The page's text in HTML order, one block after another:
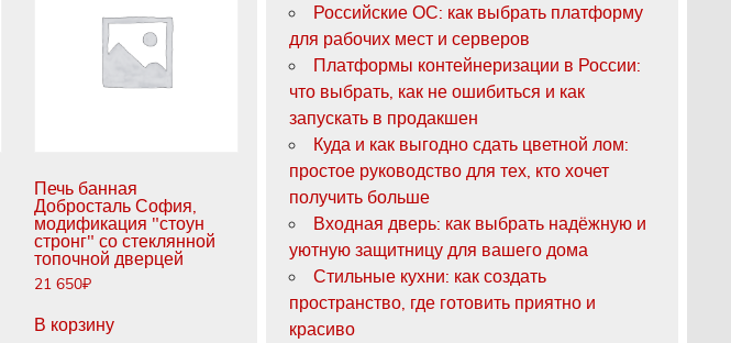
Печь банная
Добросталь София,
модификация "стоун
стронг" со стеклянной
топочной дверцей
21 650₽
В корзину
Российские ОС: как выбрать платформу
для рабочих мест и серверов
Платформы контейнеризации в России:
что выбрать, как не ошибиться и как
запускать в продакшен
Куда и как выгодно сдать цветной лом:
простое руководство для тех, кто хочет
получить больше
Входная дверь: как выбрать надёжную и
уютную защитницу для вашего дома
Стильные кухни: как создать
пространство, где готовить приятно и
красиво